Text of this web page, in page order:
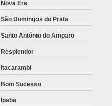
Nova Era
São Domingos do Prata
Santo Antônio do Amparo
Resplendor
Itacarambi
Bom Sucesso
Ipaba